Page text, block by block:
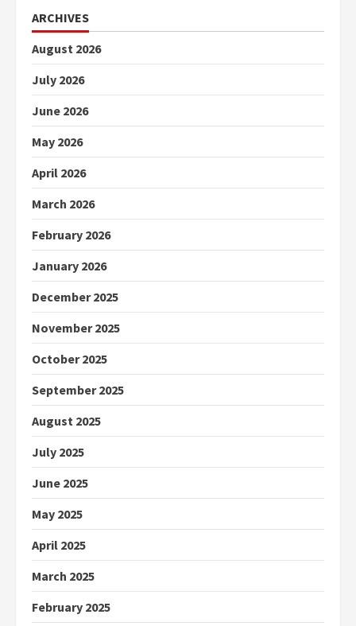
ARCHIVES
August 2026
July 2026
June 2026
May 2026
April 2026
March 2026
February 2026
January 2026
December 2025
November 2025
October 2025
September 2025
August 2025
July 2025
June 2025
May 2025
April 2025
March 2025
February 2025